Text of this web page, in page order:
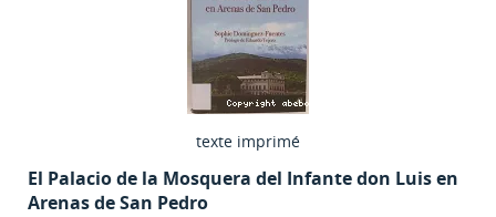
texte imprimé
El Palacio de la Mosquera del Infante don Luis en
Arenas de San Pedro